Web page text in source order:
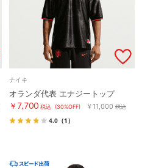
ナイキ
オランダ代表 エナジートップ
￥7,700 税込 (30%OFF) ￥11,000 税込
4.0 （1）